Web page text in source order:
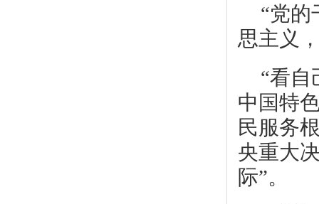
“党的
思主义
“看自
中国特
民服务
央重大
际”。